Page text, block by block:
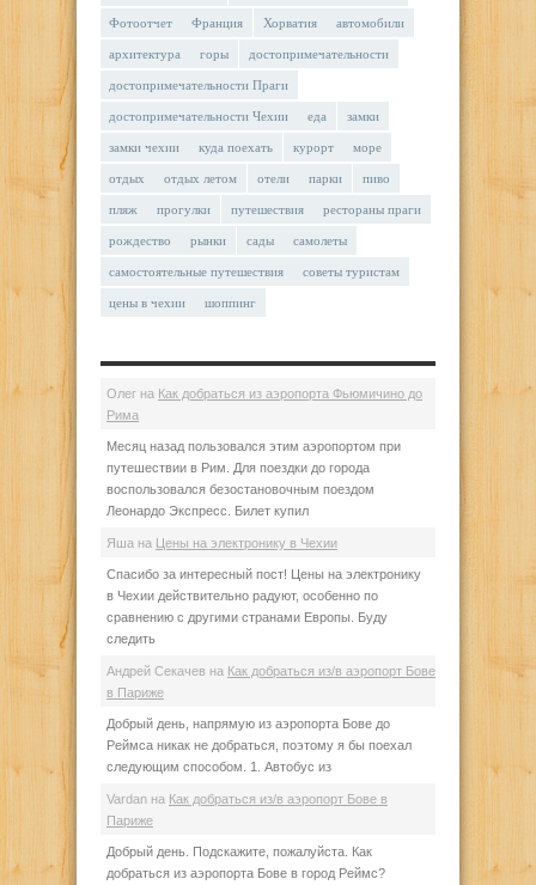
Фотоотчет Франция Хорватия автомобили
архитектура горы достопримечательности
достопримечательности Праги
достопримечательности Чехии еда замки
замки чехии куда поехать курорт море
отдых отдых летом отели парки пиво
пляж прогулки путешествия рестораны праги
рождество рынки сады самолеты
самостоятельные путешествия советы туристам
цены в чехии шоппинг
Олег на Как добраться из аэропорта Фьюмичино до
Рима
Месяц назад пользовался этим аэропортом при
путешествии в Рим. Для поездки до города
воспользовался безостановочным поездом
Леонардо Экспресс. Билет купил
Яша на Цены на электронику в Чехии
Спасибо за интересный пост! Цены на электронику
в Чехии действительно радуют, особенно по
сравнению с другими странами Европы. Буду
следить
Андрей Секачев на Как добраться из/в аэропорт Бове
в Париже
Добрый день, напрямую из аэропорта Бове до
Реймса никак не добраться, поэтому я бы поехал
следующим способом. 1. Автобус из
Vardan на Как добраться из/в аэропорт Бове в
Париже
Добрый день. Подскажите, пожалуйста. Как
добраться из аэропорта Бове в город Реймс?